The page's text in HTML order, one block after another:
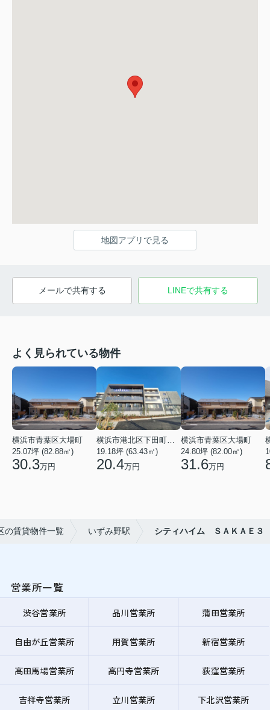
地図アプリで見る
メールで共有する LINEで共有する
よく見られている物件
横浜市青葉区大場町
25.07坪 (82.88㎡)
30.3万円
19.18坪 (63.43㎡)
20.4万円
横浜市青葉区大場町
24.80坪 (82.00㎡)
31.6万円
の賃貸物件一覧 いずみ野駅 シティハイム ＳＡＫＡＥ３
営業所一覧
渋谷営業所 品川営業所 蒲田営業所
自由が丘営業所 用賀営業所 新宿営業所
高田馬場営業所 高円寺営業所 荻窪営業所
吉祥寺営業所 立川営業所 下北沢営業所